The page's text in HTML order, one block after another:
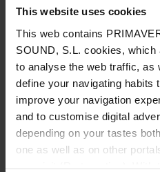
This website uses cookies
This web contains
SOUND, S.L. cookies, which
to analyse the web traffic, as
define your navigating habits
improve your navigation
and to customise digital
depending on your tastes
one as well as on other
Pasar de una fórmula
la del mundo abierto no
siempre funcione.
niveles, lineal e
enfrentamiento y el
soulsa la libertad absoluta,
sandbox? Muchos